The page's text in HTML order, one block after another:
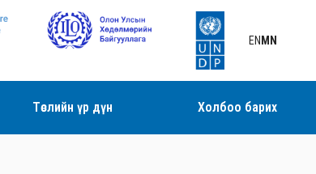
EN MN
Төслийн үр дүн Холбоо барих